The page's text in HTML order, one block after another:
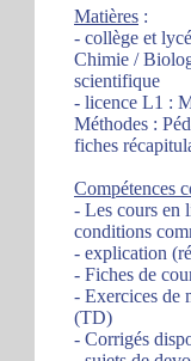
Matières :
- collège et
Chimie /
scientifique
- licence L1 :
Méthodes :
fiches
Compétences
- Les cours en
conditions
- explication
- Fiches de
- Exercices de
(TD)
- Corrigés